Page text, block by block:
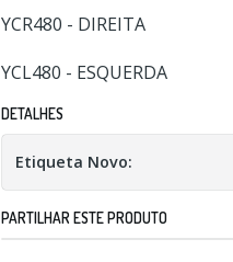
YCR480 - DIREITA
YCL480 - ESQUERDA
DETALHES
Etiqueta Novo:
PARTILHAR ESTE PRODUTO